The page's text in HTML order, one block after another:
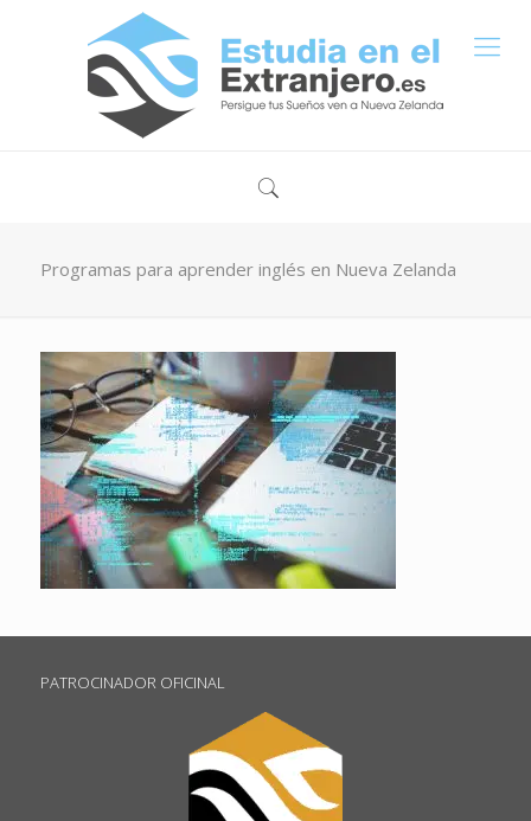
Programas para aprender inglés en Nueva Zelanda
PATROCINADOR OFICINAL